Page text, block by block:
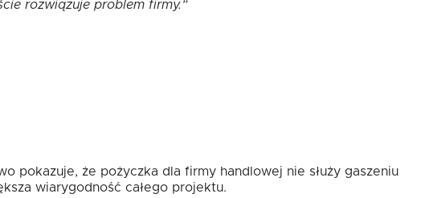
rozwiązuje problem firmy.”
pokazuje, że pożyczka dla firmy handlowej nie służy gaszeniu
wiarygodność całego projektu.